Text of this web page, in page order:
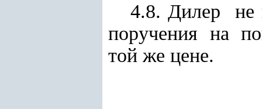
4.8. Дилер не
поручения на
той же цене.